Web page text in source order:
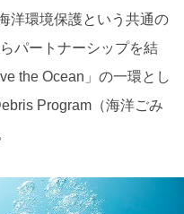
洋環境保護という共通の
パートナーシップを結
the Ocean」の一環とし
Program（海洋ごみ